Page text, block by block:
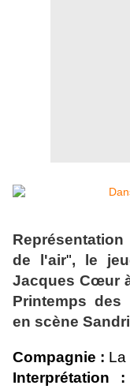
Représentation
de l'air", le
Jacques Cœur
Printemps des
en scène
Compagnie : La
Interprétation :